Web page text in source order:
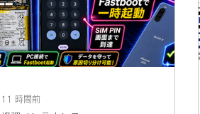
11 時間前